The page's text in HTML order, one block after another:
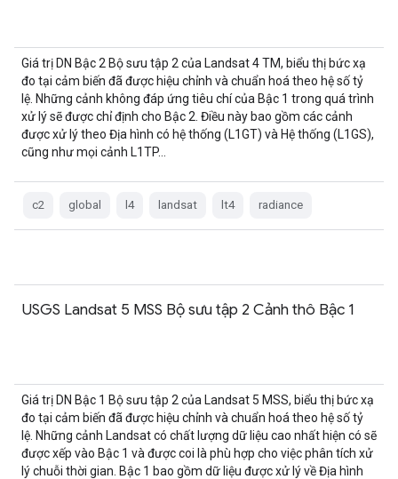
Giá trị DN Bậc 2 Bộ sưu tập 2 của Landsat 4 TM, biểu thị bức xạ
đo tại cảm biến đã được hiệu chỉnh và chuẩn hoá theo hệ số tỷ
lệ. Những cảnh không đáp ứng tiêu chí của Bậc 1 trong quá trình
xử lý sẽ được chỉ định cho Bậc 2. Điều này bao gồm các cảnh
được xử lý theo Địa hình có hệ thống (L1GT) và Hệ thống (L1GS),
cũng như mọi cảnh L1TP…
c2 global l4 landsat lt4 radiance
USGS Landsat 5 MSS Bộ sưu tập 2 Cảnh thô Bậc 1
Giá trị DN Bậc 1 Bộ sưu tập 2 của Landsat 5 MSS, biểu thị bức xạ
đo tại cảm biến đã được hiệu chỉnh và chuẩn hoá theo hệ số tỷ
lệ. Những cảnh Landsat có chất lượng dữ liệu cao nhất hiện có sẽ
được xếp vào Bậc 1 và được coi là phù hợp cho việc phân tích xử
lý chuỗi thời gian. Bậc 1 bao gồm dữ liệu được xử lý về Địa hình